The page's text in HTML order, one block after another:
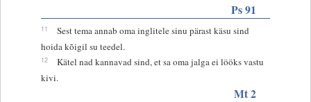
Ps 91
11
Sest tema annab oma inglitele sinu pärast käsu sind
hoida kõigil su teedel.
12
Kätel nad kannavad sind, et sa oma jalga ei lööks vastu
kivi.
Mt 2